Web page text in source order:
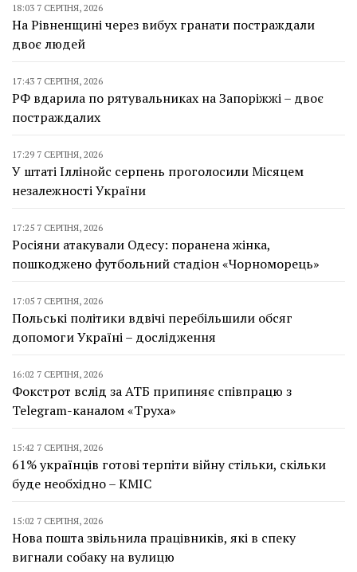
18:03 7 СЕРПНЯ, 2026
На Рівненщині через вибух гранати постраждали
двоє людей
17:43 7 СЕРПНЯ, 2026
РФ вдарила по рятувальниках на Запоріжжі – двоє
постраждалих
17:29 7 СЕРПНЯ, 2026
У штаті Іллінойс серпень проголосили Місяцем
незалежності України
17:25 7 СЕРПНЯ, 2026
Росіяни атакували Одесу: поранена жінка,
пошкоджено футбольний стадіон «Чорноморець»
17:05 7 СЕРПНЯ, 2026
Польські політики вдвічі перебільшили обсяг
допомоги Україні – дослідження
16:02 7 СЕРПНЯ, 2026
Фокстрот вслід за АТБ припиняє співпрацю з
Telegram-каналом «Труха»
15:42 7 СЕРПНЯ, 2026
61% українців готові терпіти війну стільки, скільки
буде необхідно – КМІС
15:02 7 СЕРПНЯ, 2026
Нова пошта звільнила працівників, які в спеку
вигнали собаку на вулицю